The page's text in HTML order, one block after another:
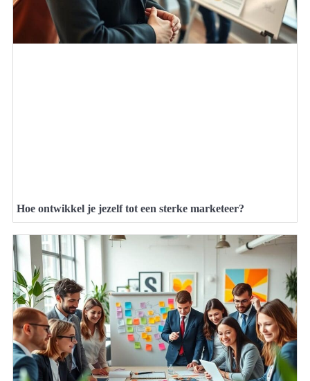
Hoe ontwikkel je jezelf tot een sterke marketeer?